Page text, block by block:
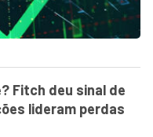
Fitch deu sinal de
lideram perdas